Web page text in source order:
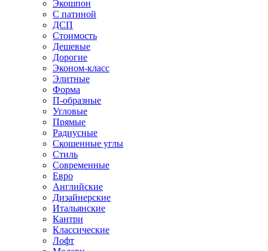
Экошпон
С патиной
ДСП
Стоимость
Дешевые
Дорогие
Эконом-класс
Элитные
Форма
П-образные
Угловые
Прямые
Радиусные
Скошенные углы
Стиль
Современные
Евро
Английские
Дизайнерские
Итальянские
Кантри
Классические
Лофт